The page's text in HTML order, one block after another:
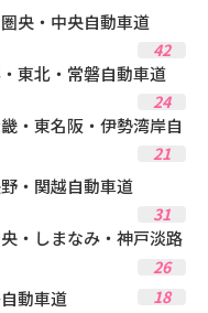
央・中央自動車道
42
東北・常磐自動車道
24
・東名阪・伊勢湾岸自
21
・関越自動車道
31
・しまなみ・神戸淡路
26
動車道 18